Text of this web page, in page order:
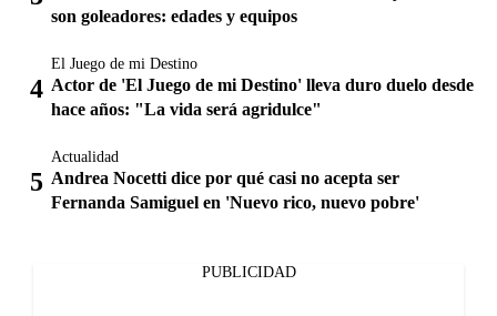
son goleadores: edades y equipos
El Juego de mi Destino
Actor de 'El Juego de mi Destino' lleva duro duelo desde
hace años: "La vida será agridulce"
Actualidad
Andrea Nocetti dice por qué casi no acepta ser
Fernanda Samiguel en 'Nuevo rico, nuevo pobre'
PUBLICIDAD